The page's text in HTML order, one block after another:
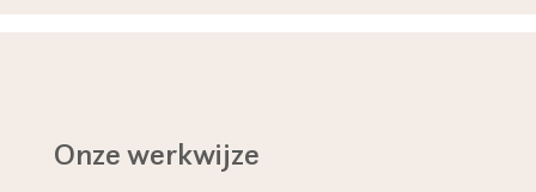
Onze werkwijze